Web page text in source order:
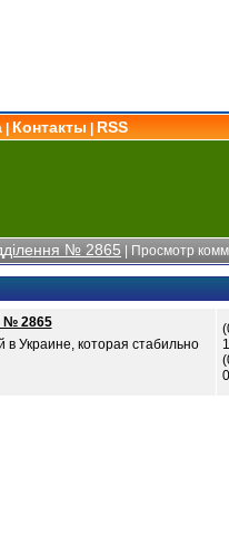
Контакты
RSS
№ 2865 | Просмотр
№ 2865
Украине, которая стабильно